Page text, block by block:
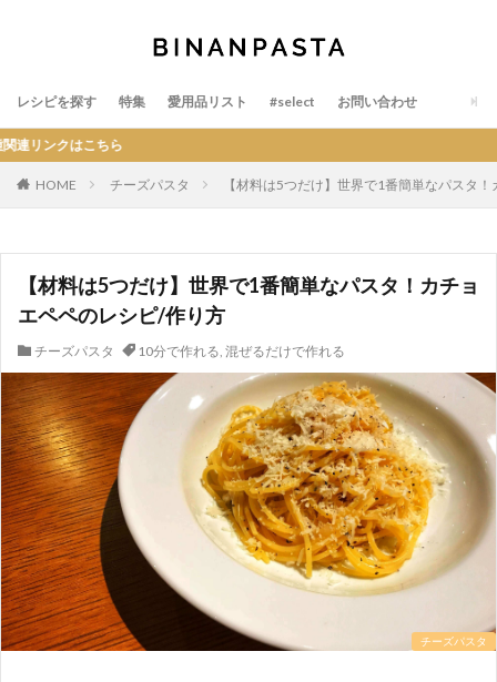
レシピを探す 特集 愛用品リスト #select お問い合わせ
こちら
HOME チーズパスタ 【材料は5つだけ】世界で1番簡単なパスタ
【材料は5つだけ】世界で1番簡単なパスタ！カチョ
エペペのレシピ/作り方
チーズパスタ 10分で作れる, 混ぜるだけで作れる
チーズパスタ